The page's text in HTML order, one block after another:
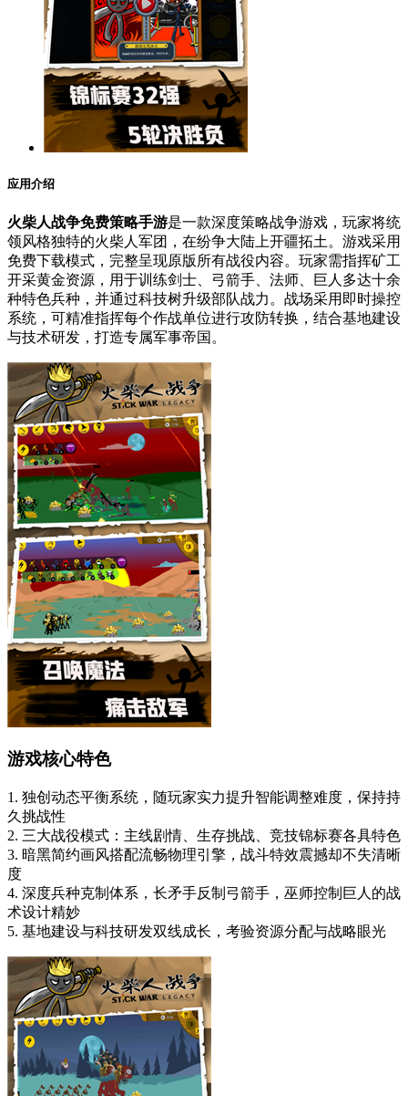
应用介绍
火柴人战争免费策略手游是一款深度策略战争游戏，玩家将统
领风格独特的火柴人军团，在纷争大陆上开疆拓土。游戏采用
免费下载模式，完整呈现原版所有战役内容。玩家需指挥矿工
开采黄金资源，用于训练剑士、弓箭手、法师、巨人多达十余
种特色兵种，并通过科技树升级部队战力。战场采用即时操控
系统，可精准指挥每个作战单位进行攻防转换，结合基地建设
与技术研发，打造专属军事帝国。
游戏核心特色
1. 独创动态平衡系统，随玩家实力提升智能调整难度，保持持
久挑战性
2. 三大战役模式：主线剧情、生存挑战、竞技锦标赛各具特色
3. 暗黑简约画风搭配流畅物理引擎，战斗特效震撼却不失清晰
度
4. 深度兵种克制体系，长矛手反制弓箭手，巫师控制巨人的战
术设计精妙
5. 基地建设与科技研发双线成长，考验资源分配与战略眼光